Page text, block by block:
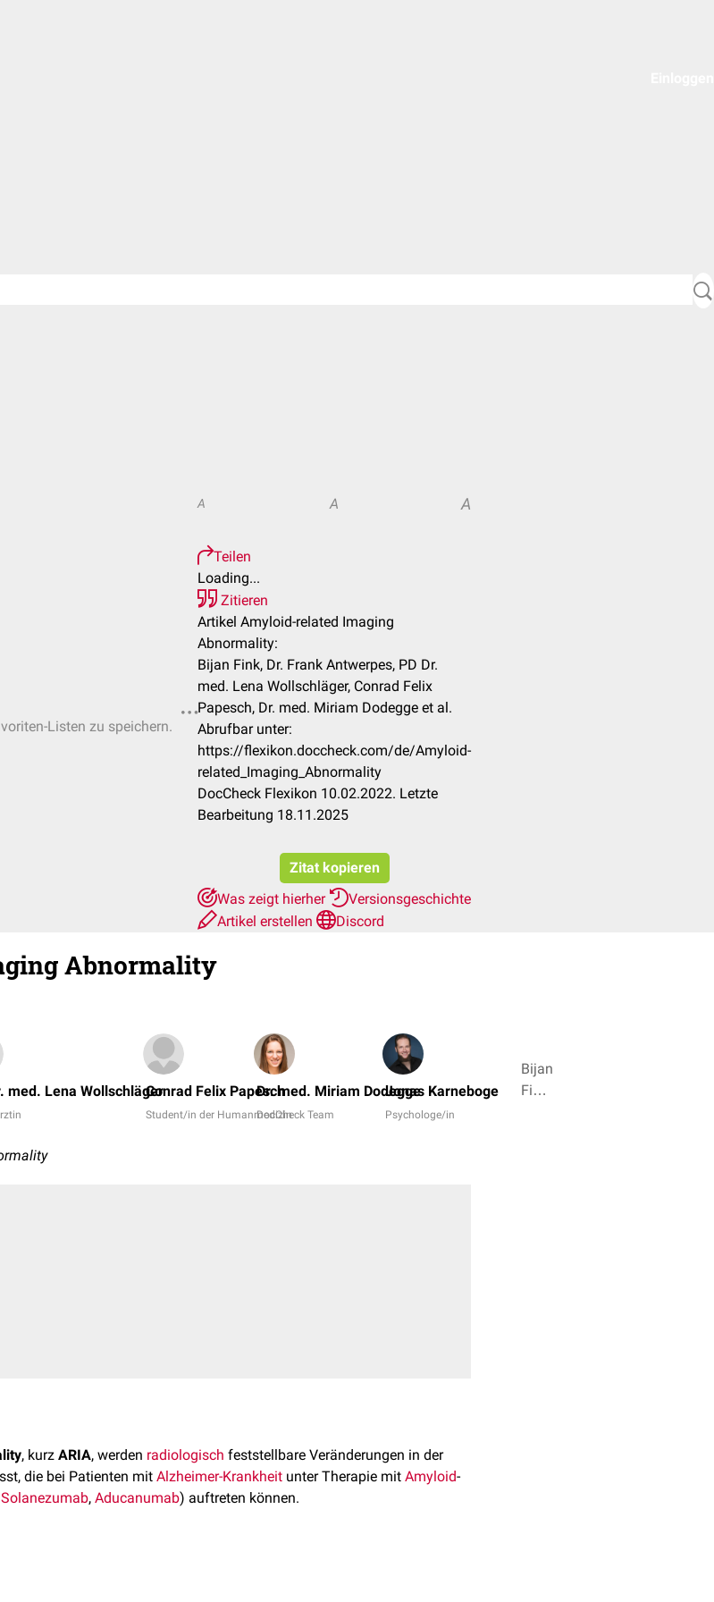
Listen zu speichern.
A A A
Teilen
Loading...
Zitieren
Artikel Amyloid-related Imaging
Abnormality:
Bijan Fink, Dr. Frank Antwerpes, PD Dr.
med. Lena Wollschläger, Conrad Felix
Papesch, Dr. med. Miriam Dodegge et al.
Abrufbar unter:
https://flexikon.doccheck.com/de/Amyloid-
related_Imaging_Abnormality
DocCheck Flexikon 10.02.2022. Letzte
Bearbeitung 18.11.2025
Zitat kopieren
Was zeigt hierher
Versionsgeschichte
Artikel erstellen
Discord
Abnormality
med. Lena WollschlägerConrad Felix Papesch
Student/in der Humanmedizin
Dr. med. Miriam Dodegge
DocCheck Team
Jonas Karneboge
Psychologe/in
Bijan
Fink,
, kurz ARIA, werden radiologisch feststellbare Veränderungen in der
die bei Patienten mit Alzheimer-Krankheit unter Therapie mit Amyloid-
Solanezumab, Aducanumab) auftreten können.
abgelagerten Amyloids zusammenbricht. Die Wahrscheinlichkeit